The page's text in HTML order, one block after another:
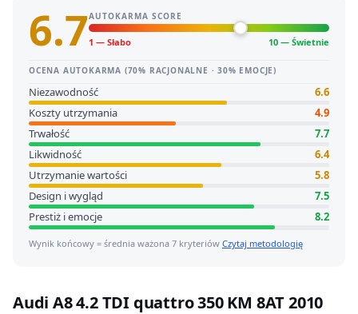
6.7AUTOKARMA SCORE
1 — Słabo 10 — Świetnie
OCENA AUTOKARMA (70% RACJONALNE · 30% EMOCJE)
Niezawodność
6.6
Koszty utrzymania
4.9
Trwałość
7.7
Likwidność
6.4
Utrzymanie wartości
5.8
Design i wygląd
7.5
Prestiż i emocje
8.2
Wynik końcowy = średnia ważona 7 kryteriów Czytaj metodologię
Audi A8 4.2 TDI quattro 350 KM 8AT 2010